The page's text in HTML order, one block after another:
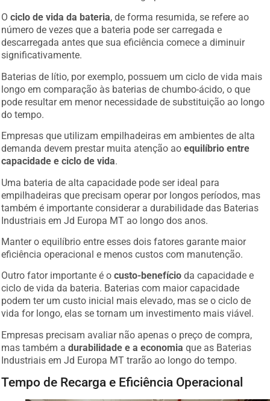
Ociclo de vida da bateria , de forma resumida, se refere ao
número de vezes que a bateria pode ser carregada e
descarregada antes que sua eficiência comece a diminuir
significativamente.
Baterias de lítio, por exemplo, possuem um ciclo de vida mais
longo em comparação às baterias de chumbo-ácido, o que
pode resultar em menor necessidade de substituição ao longo
do tempo.
Empresas que utilizam empilhadeiras em ambientes de alta
demanda devem prestar muita atenção aoequilíbrio entre
capacidade e ciclo de vida
Uma bateria de alta capacidade pode ser ideal para
empilhadeiras que precisam operar por longos períodos, mas
também é importante considerar a durabilidade das Baterias
Industriais em Jd Europa MT ao longo dos anos.
Manter o equilíbrio entre esses dois fatores garante maior
eficiência operacional e menos custos com manutenção.
Outro fator importante é ocusto-benefício da capacidade e
ciclo de vida da bateria. Baterias com maior capacidade
podem ter um custo inicial mais elevado, mas se o ciclo de
vida for longo, elas se tornam um investimento mais viável.
Empresas precisam avaliar não apenas o preço de compra,
mas também adurabilidade e a economia que as Baterias
Industriais em Jd Europa MT trarão ao longo do tempo.
Tempo de Recarga e Eficiência Operacional